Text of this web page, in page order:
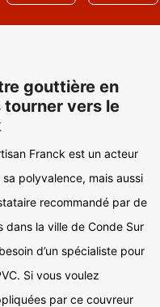
gouttière en
tourner vers le
Franck est un acteur
polyvalence, mais aussi
recommandé par de
dans la ville de Conde Sur
d’un spécialiste pour
Si vous voulez
par ce couvreur